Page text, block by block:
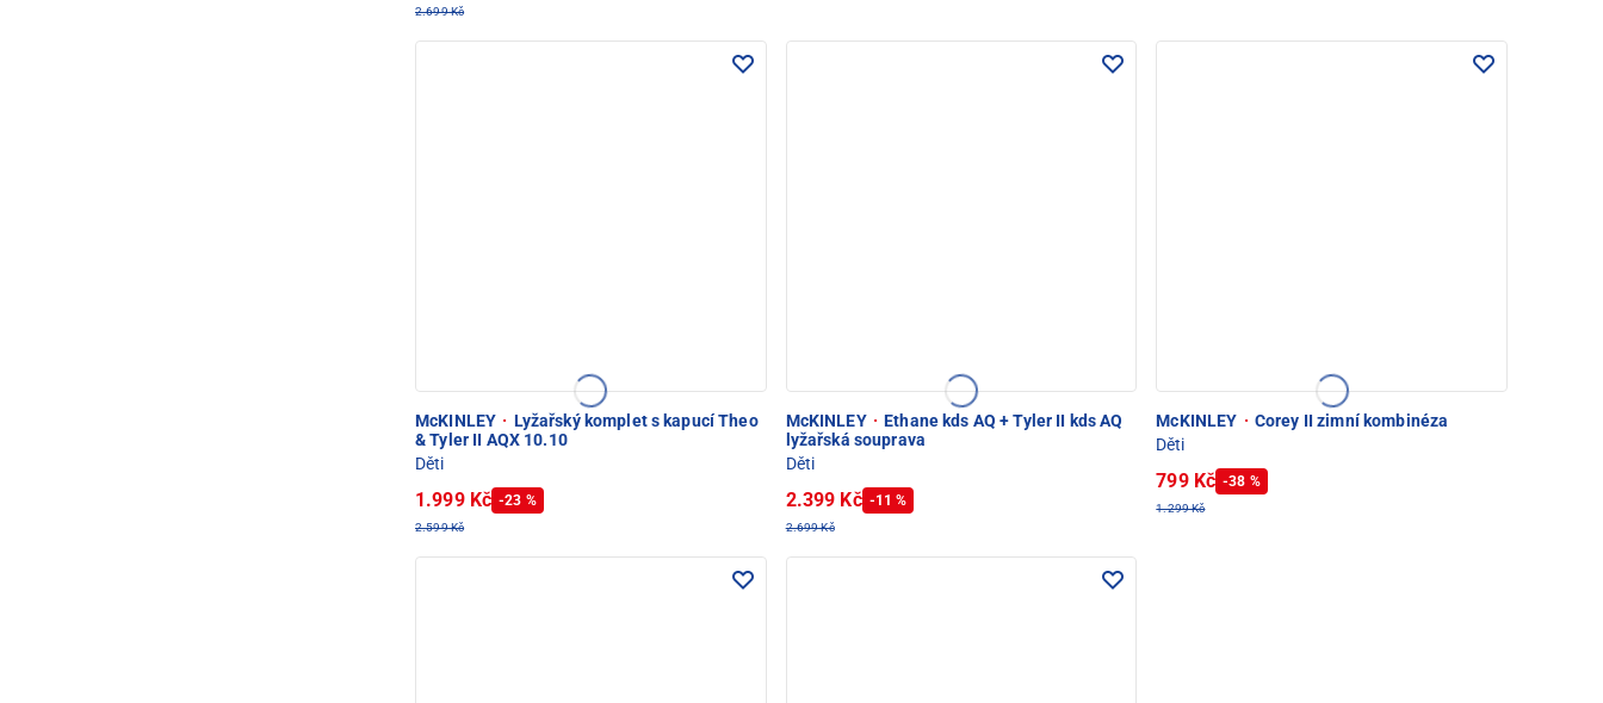
2.699 Kč
McKINLEY · Lyžařský komplet s kapucí Theo
& Tyler II AQX 10.10
Děti
1.999 Kč -23 %
2.599 Kč
McKINLEY · Ethane kds AQ + Tyler II kds AQ
lyžařská souprava
Děti
2.399 Kč -11 %
2.699 Kč
McKINLEY · Corey II zimní kombinéza
Děti
799 Kč -38 %
1.299 Kč